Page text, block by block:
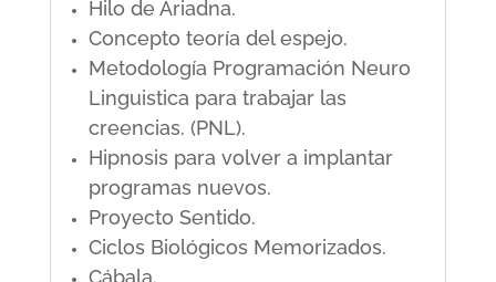
Hilo de Ariadna.
Concepto teoría del espejo.
Metodología Programación Neuro
Linguistica para trabajar las
creencias. (PNL).
Hipnosis para volver a implantar
programas nuevos.
Proyecto Sentido.
Ciclos Biológicos Memorizados.